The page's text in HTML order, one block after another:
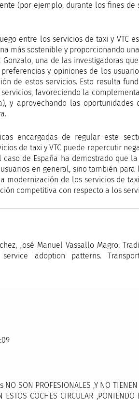
(por ejemplo, durante los fines de
entre los servicios de taxi y VTC
más sostenible y proporcionando
una de las investigadoras
y opiniones de los
de estos servicios. Esto resulta
favoreciendo la
y aprovechando las oportunidades
encargadas de regular este
de taxi y VTC puede repercutir
de España ha demostrado que
en general, sino también
modernización de los servicios de
competitiva con respecto a los
José Manuel Vassallo Magro.
adoption patterns.
SON PROFESIONALES ,Y NO TIENEN
COCHES CIRCULAR ,PONIENDO